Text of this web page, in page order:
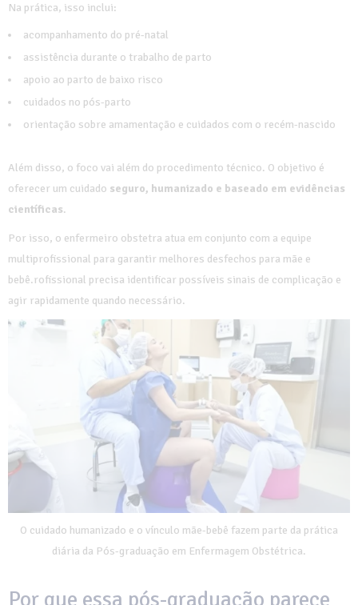
Na prática, isso inclui:
acompanhamento do pré-natal
assistência durante o trabalho de parto
apoio ao parto de baixo risco
cuidados no pós-parto
orientação sobre amamentação e cuidados com o recém-nascido
Além disso, o foco vai além do procedimento técnico. O objetivo é
oferecer um cuidado seguro, humanizado e baseado em evidências
científicas.
Por isso, o enfermeiro obstetra atua em conjunto com a equipe
multiprofissional para garantir melhores desfechos para mãe e
bebê.rofissional precisa identificar possíveis sinais de complicação e
agir rapidamente quando necessário.
O cuidado humanizado e o vínculo mãe-bebê fazem parte da prática
diária da Pós-graduação em Enfermagem Obstétrica.